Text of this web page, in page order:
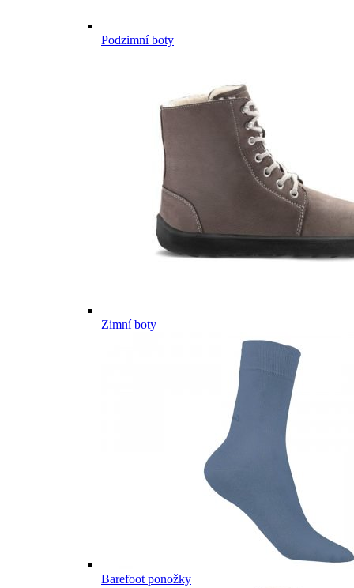
Podzimní boty
Zimní boty
Barefoot ponožky